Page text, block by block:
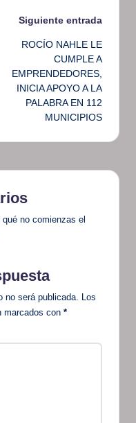
Siguiente entrada
ROCÍO NAHLE LE
CUMPLE A
EMPRENDEDORES,
INICIA APOYO A LA
PALABRA EN 112
MUNICIPIOS
no comienzas el
no será publicada.
Los
marcados con *